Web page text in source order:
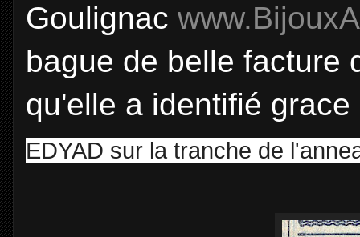
Goulignac
bague de belle facture
qu'elle a identifié
EDYAD sur la tranche de